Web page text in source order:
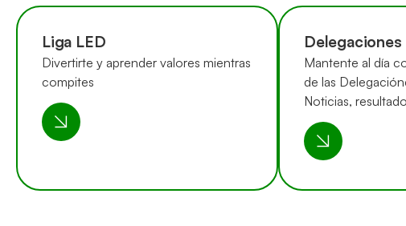
Liga LED
Divertirte y aprender valores mientras
compites
Mantente al día
de las
Noticias,